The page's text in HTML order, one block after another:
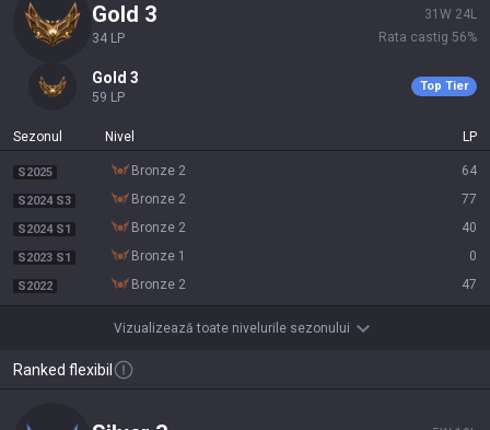
gold 3
34 LP
31 W 24L
Rata castig 56%
gold 3
59 LP
Top Tier
Sezonul Nivel LP
S2025 bronze 2 64
S2024 S3 bronze 2 77
S2024 S1 bronze 2 40
S2023 S1 bronze 1 0
S2022 bronze 2 47
Vizualizează toate nivelurile sezonului
Ranked flexibil